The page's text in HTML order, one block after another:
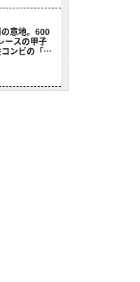
意地。600
ースの甲子
ンビの「ス